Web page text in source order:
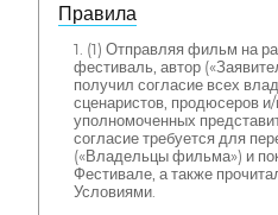
Правила
1. (1) Отправляя фильм на
фестиваль, автор
получил согласие всех
сценаристов, продюсеров
уполномоченных
согласие требуется для
(«Владельцы фильма») и
Фестивале, а также
Условиями.